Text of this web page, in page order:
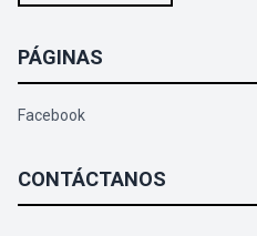
PÁGINAS
Facebook
CONTÁCTANOS